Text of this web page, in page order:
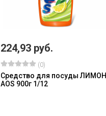
224,93 руб.
(0)
Средство для посуды ЛИМОН
AOS 900г 1/12